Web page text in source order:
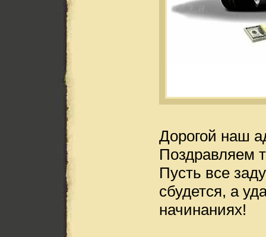
Дорогой наш
Поздравляем
Пусть все
сбудется, а
начинаниях!